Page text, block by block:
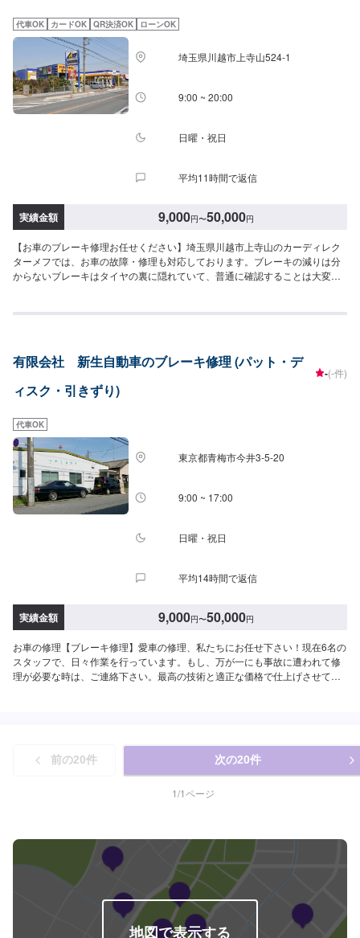
メンテナンスのご提案など、ご連絡させて頂きます。【3】国家整備士が法令
整備、お客様のご要望に沿った整備、部品交換を行い、車輌の整備は完了と
なります。新しい車検証が発行されましたら車検完了、納車となります。<代
車について>自費修理、整備に限り代車の貸し出しを無料で行っております。
有償でのレンタル貸出も行っております。お気軽にご相談下さい。※代車の燃
料代はお客様にご負担いただいております。<定休日・営業時間>定休日：月
曜日営業時間：9:00~18:00
代車OK カードOK QR決済OK ローンOK
埼玉県川越市上寺山524-1
9:00 ~ 20:00
日曜・祝日
平均11時間で返信
実績金額 9,000円〜50,000円
【お車のブレーキ修理お任せください】埼玉県川越市上寺山のカーディレク
ターメフでは、お車の故障・修理も対応しております。ブレーキの減りは分
からないブレーキはタイヤの裏に隠れていて、普通に確認することは大変な
「ゴォー」という音がしはじめます。これは大変に危険ですので早めの交換
客様のトータルカーライフをサポート。まずはお気軽にご相談ください！
【パーツについて】パーツの持ち込み・ご購入も可能です。ご希望のお客様
は車種情報と、持ち込み・ご購入希望の旨をオファー備考欄にご記載くださ
負担となります【営業時間・定休日】営業時間:9:00〜20:00定休日
有限会社 新生自動車のブレーキ修理 (パット・デ
ィスク・引きずり)
-(-件)
代車OK
東京都青梅市今井3-5-20
9:00 ~ 17:00
日曜・祝日
平均14時間で返信
実績金額 9,000円〜50,000円
お車の修理【ブレーキ修理】愛車の修理、私たちにお任せ下さい！現在6名の
スタッフで、日々作業を行っています。もし、万が一にも事故に遭われて修
理が必要な時は、ご連絡下さい。最高の技術と適正な価格で仕上げさせて頂
車をご用意しています。お車の作業中は代車をご利用ください。※代車の燃料
代はお客様にご負担いただいております。<入庫受付可能日・営業時間>入庫
受付可能日：水・木・金営業時間：9:00~18:00
前の20件 次の20件
1/1ページ
地図で表示する